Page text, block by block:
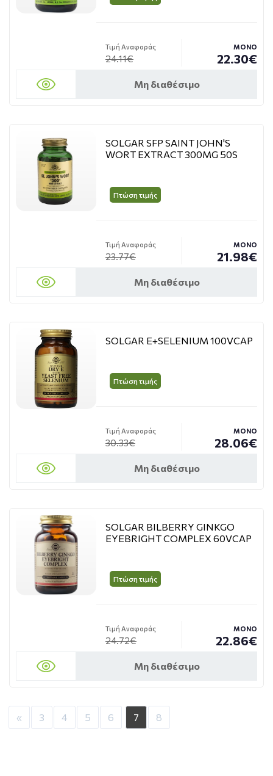
Τιμή Αναφοράς
24.11€
ΜΟΝΟ
22.30€
Μη διαθέσιμο
SOLGAR SFP SAINT JOHN'S
WORT EXTRACT 300MG 50S
Πτώση τιμής
Τιμή Αναφοράς
23.77€
ΜΟΝΟ
21.98€
Μη διαθέσιμο
SOLGAR E+SELENIUM 100VCAP
Πτώση τιμής
Τιμή Αναφοράς
30.33€
ΜΟΝΟ
28.06€
Μη διαθέσιμο
SOLGAR BILBERRY GINKGO
EYEBRIGHT COMPLEX 60VCAP
Πτώση τιμής
Τιμή Αναφοράς
24.72€
ΜΟΝΟ
22.86€
Μη διαθέσιμο
« 3 4 5 6 7 8